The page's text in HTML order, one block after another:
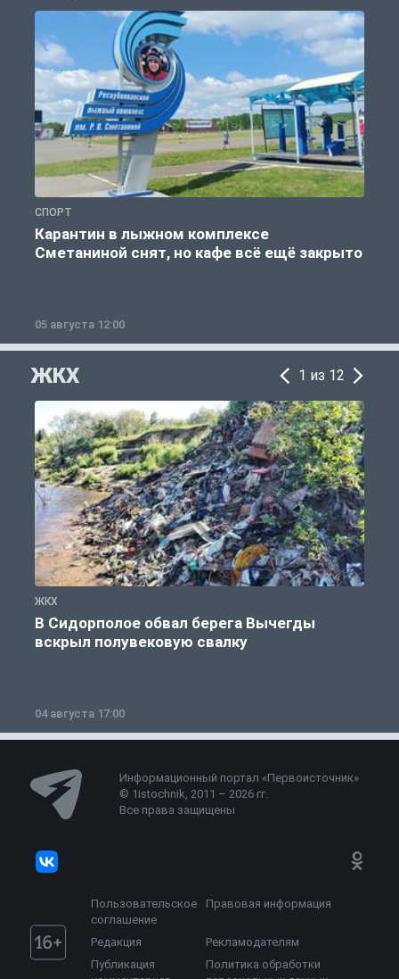
СПОРТ
Карантин в лыжном комплексе
Сметаниной снят, но кафе всё ещё закрыто
05 августа 12:00
ЖКХ 1 из 12
ЖКХ
В Сидорполое обвал берега Вычегды
вскрыл полувековую свалку
04 августа 17:00
Информационный портал «Первоисточник»
© 1istochnik, 2011 – 2026 гг.
Все права защищены
Пользовательское
соглашение
Правовая информация
Редакция
Рекламодателям
Публикация
Политика обработки